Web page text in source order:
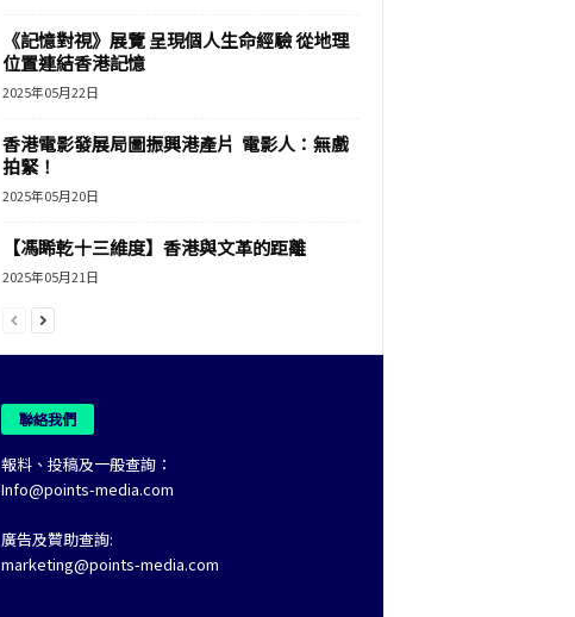
《記憶對視》展覽 呈現個人生命經驗 從地理
位置連結香港記憶
2025年05月22日
香港電影發展局圖振興港產片 電影人：無戲
拍緊！
2025年05月20日
【馮睎乾十三維度】香港與文革的距離
2025年05月21日
聯絡我們
報料、投稿及一般查詢：
Info@points-media.com
廣告及贊助查詢:
marketing@points-media.com